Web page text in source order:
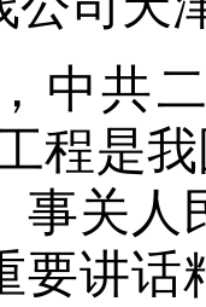
中共
程是
事关人
要讲